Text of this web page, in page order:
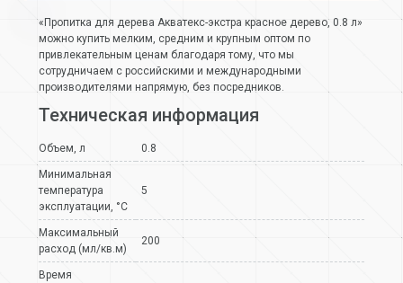
«Пропитка для дерева Акватекс-экстра красное дерево, 0.8 л»
можно купить мелким, средним и крупным оптом по
привлекательным ценам благодаря тому, что мы
сотрудничаем с российскими и международными
производителями напрямую, без посредников.
Техническая информация
Объем, л 0.8
Минимальная
температура
эксплуатации, °C
5
Максимальный
расход (мл/кв.м)
200
Время